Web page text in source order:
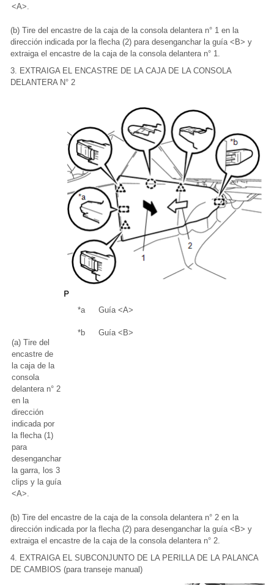
<A>.
(b) Tire del encastre de la caja de la consola delantera n° 1 en la
dirección indicada por la flecha (2) para desenganchar la guía <B> y
extraiga el encastre de la caja de la consola delantera n° 1.
3. EXTRAIGA EL ENCASTRE DE LA CAJA DE LA CONSOLA
DELANTERA N° 2
(a) Tire del
encastre de
la caja de la
consola
delantera n° 2
en la
dirección
indicada por
la flecha (1)
para
desenganchar
la garra, los 3
clips y la guía
<A>.
*a Guía <A>
*b Guía <B>
(b) Tire del encastre de la caja de la consola delantera n° 2 en la
dirección indicada por la flecha (2) para desenganchar la guía <B> y
extraiga el encastre de la caja de la consola delantera n° 2.
4. EXTRAIGA EL SUBCONJUNTO DE LA PERILLA DE LA PALANCA
DE CAMBIOS (para transeje manual)